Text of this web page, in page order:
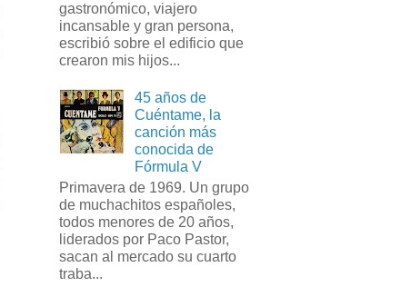
gastronómico, viajero
incansable y gran persona,
escribió sobre el edificio que
crearon mis hijos...
45 años de
Cuéntame, la
canción más
conocida de
Fórmula V
Primavera de 1969. Un grupo
de muchachitos españoles,
todos menores de 20 años,
liderados por Paco Pastor,
sacan al mercado su cuarto
traba...